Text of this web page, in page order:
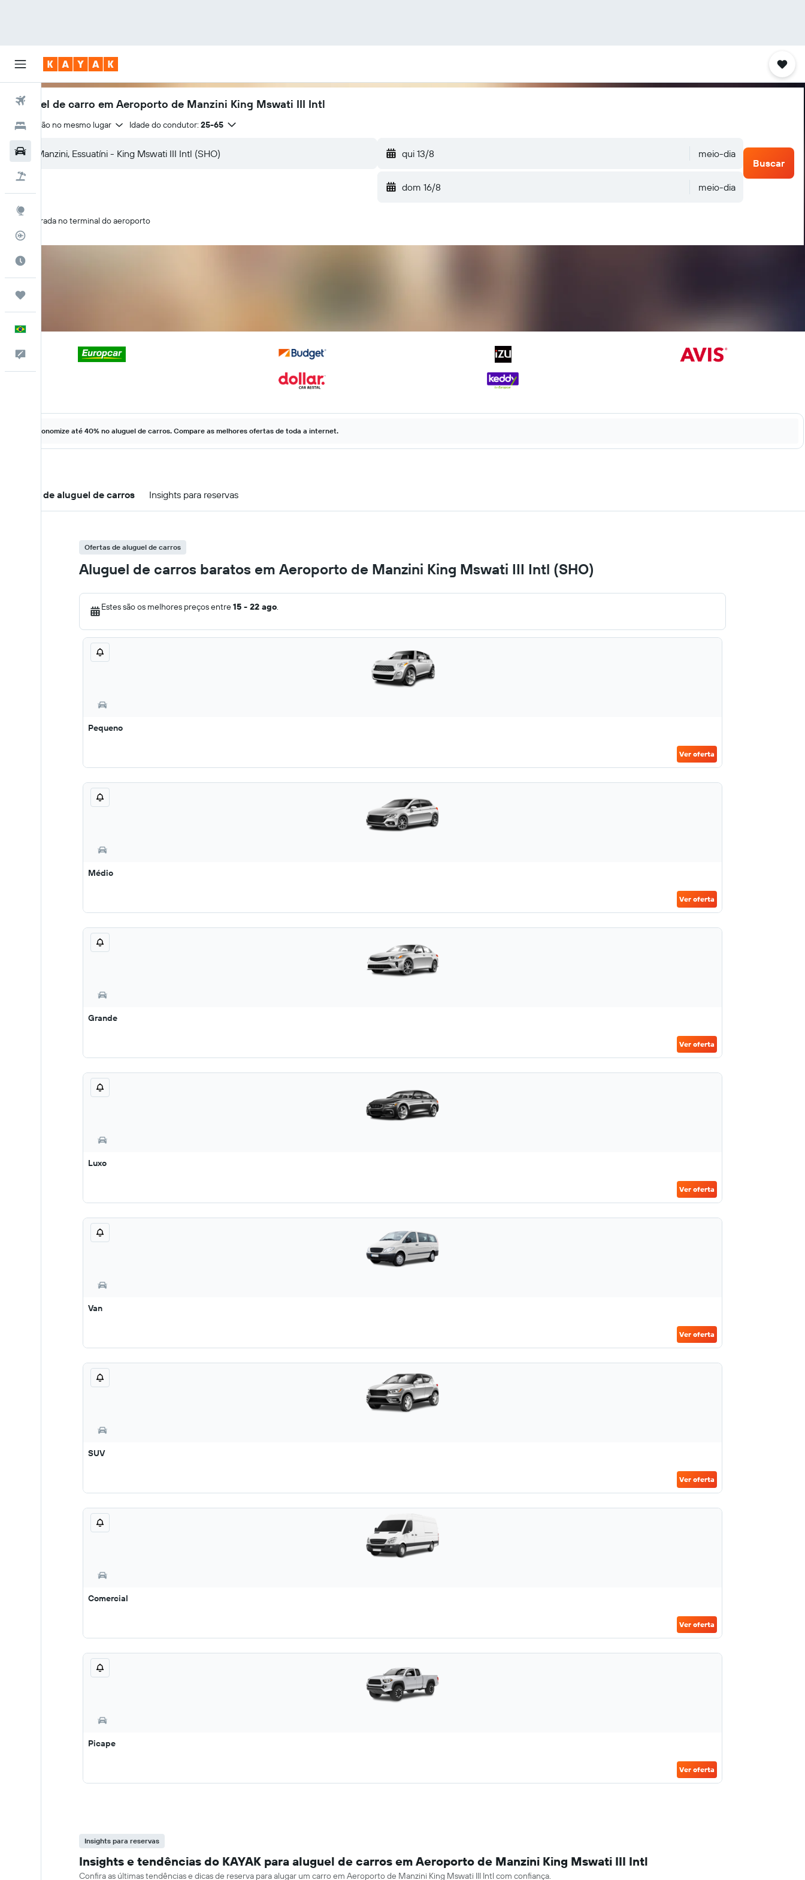
Voos
Hotéis
Carros
Português
Comentários
Aluguel de carro em Aeroporto de Manzini King Mswati III Intl
Devolução no mesmo lugar Idade do condutor: 25-65
qui 13/8 meio-dia
dom 16/8 meio-dia
Buscar
Retirada no terminal do aeroporto
Economize até 40% no aluguel de carros. Compare as melhores ofertas de toda a internet.
Ofertas de aluguel de carros Insights para reservas
Ofertas de aluguel de carros
Aluguel de carros baratos em Aeroporto de Manzini King Mswati III Intl (SHO)
Estes são os melhores preços entre15 - 22 ago.
Pequeno
Ver oferta
Médio
Ver oferta
Grande
Ver oferta
Luxo
Ver oferta
Van
Ver oferta
SUV
Ver oferta
Comercial
Ver oferta
Picape
Ver oferta
Insights para reservas
Insights e tendências do KAYAK para aluguel de carros em Aeroporto de Manzini King Mswati III Intl
Confira as últimas tendências e dicas de reserva para alugar um carro em Aeroporto de Manzini King Mswati III Intl com confiança.